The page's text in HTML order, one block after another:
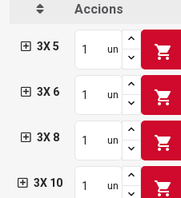
Accions
3X 5 un shopping_cart
3X 6 un shopping_cart
3X 8 un shopping_cart
3X 10 un shopping_cart